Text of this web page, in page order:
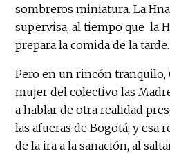
sombreros miniatura. La
supervisa, al tiempo que la
prepara la comida de la tarde.
Pero en un rincón tranquilo,
mujer del colectivo las
a hablar de otra realidad
las afueras de Bogotá; y esa
de la ira a la sanación, al